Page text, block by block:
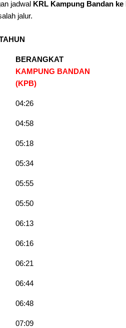
jadwal KRL Kampung Bandan
jalur.
BERANGKAT
KAMPUNG BANDAN
(KPB)
04:26
04:58
05:18
05:34
05:55
05:50
06:13
06:16
06:21
06:44
06:48
07:09